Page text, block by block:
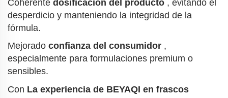
Coherente dosificación del producto , evitando el
desperdicio y manteniendo la integridad de la
fórmula.
Mejorado confianza del consumidor ,
especialmente para formulaciones premium o
sensibles.
Con La experiencia de BEYAQI en frascos